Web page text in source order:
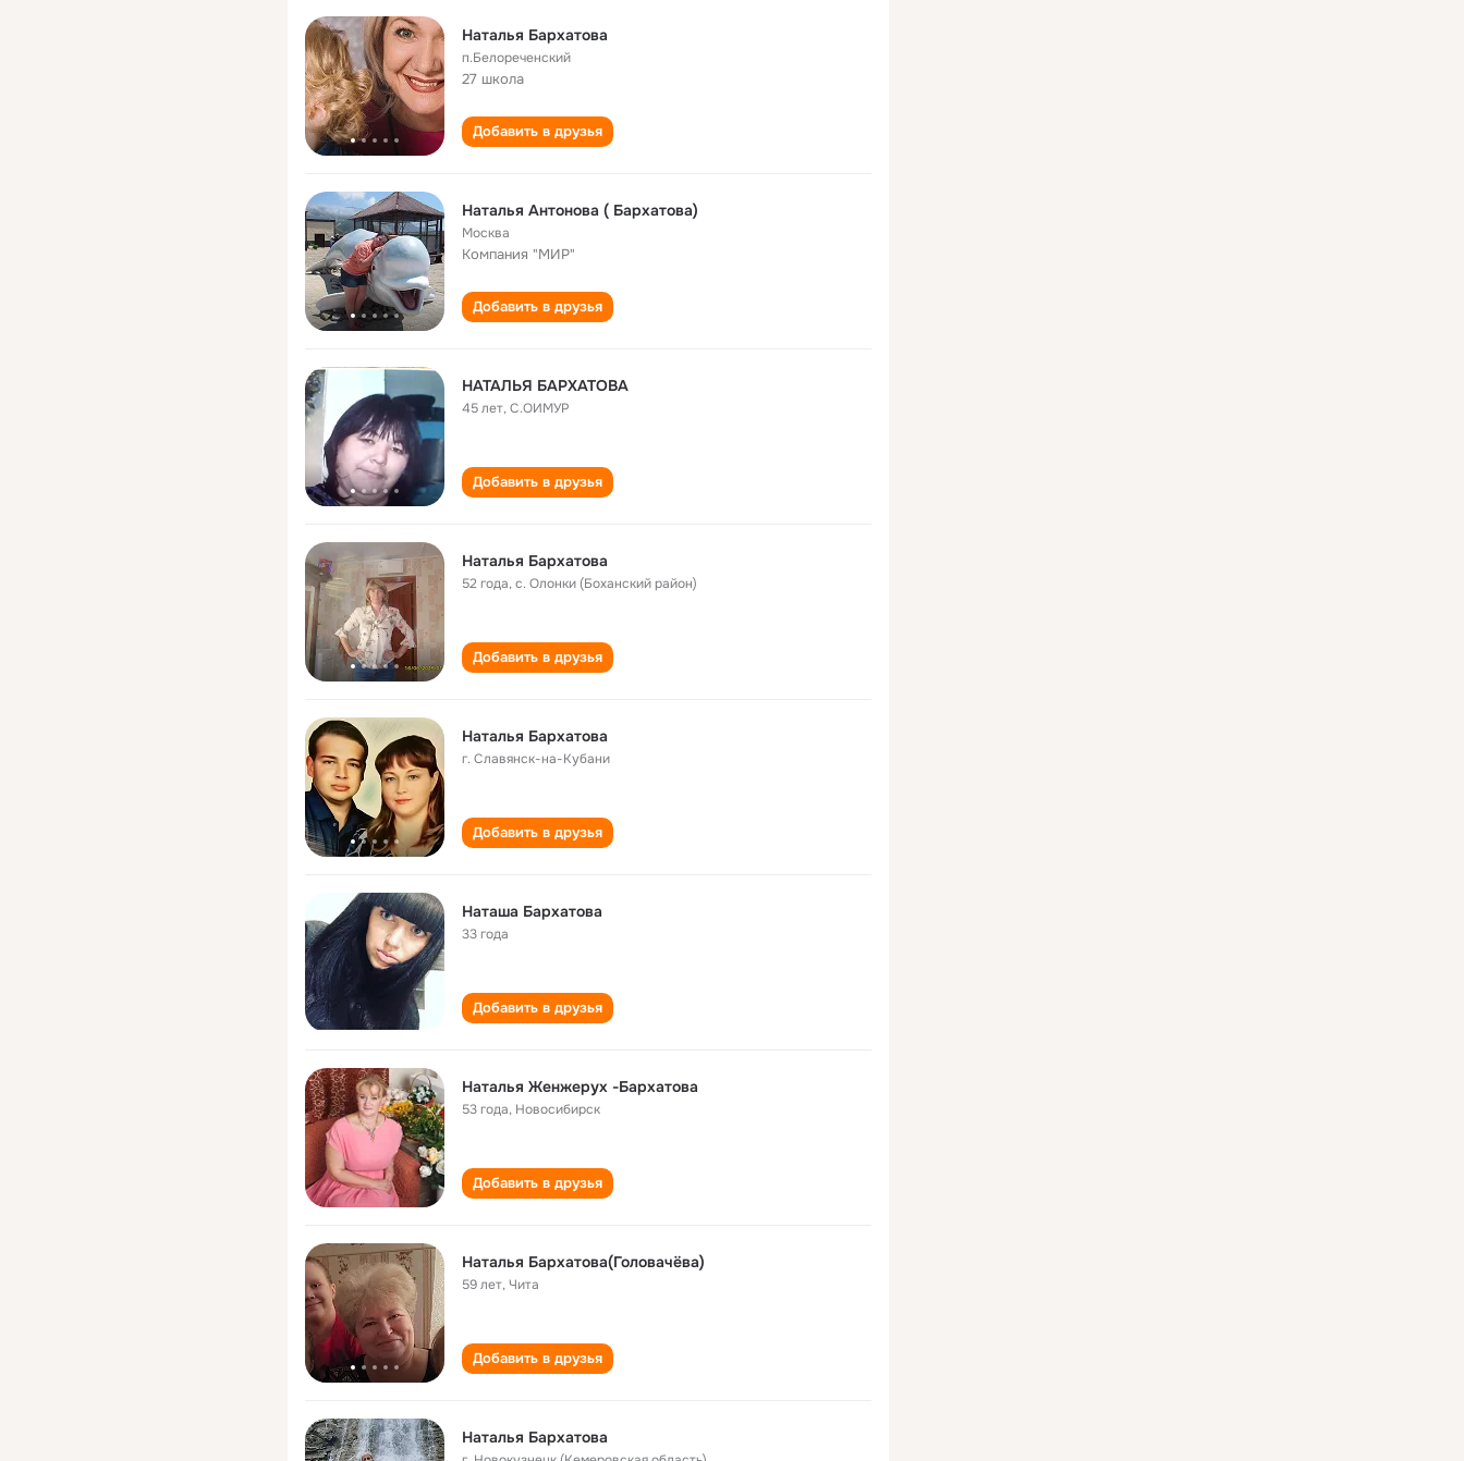
Наталья Бархатова
п.Белореченский
27 школа
Добавить в друзья
Наталья Антонова ( Бархатова)
Москва
Компания "МИР"
Добавить в друзья
НАТАЛЬЯ БАРХАТОВА
45 лет,С.ОИМУР
Добавить в друзья
Наталья Бархатова
52 года,с. Олонки (Боханский район)
Добавить в друзья
Наталья Бархатова
г. Славянск-на-Кубани
Добавить в друзья
Наташа Бархатова
33 года
Добавить в друзья
Наталья Женжерух -Бархатова
53 года, Новосибирск
Добавить в друзья
Наталья Бархатова(Головачёва)
59 лет,Чита
Добавить в друзья
Наталья Бархатова